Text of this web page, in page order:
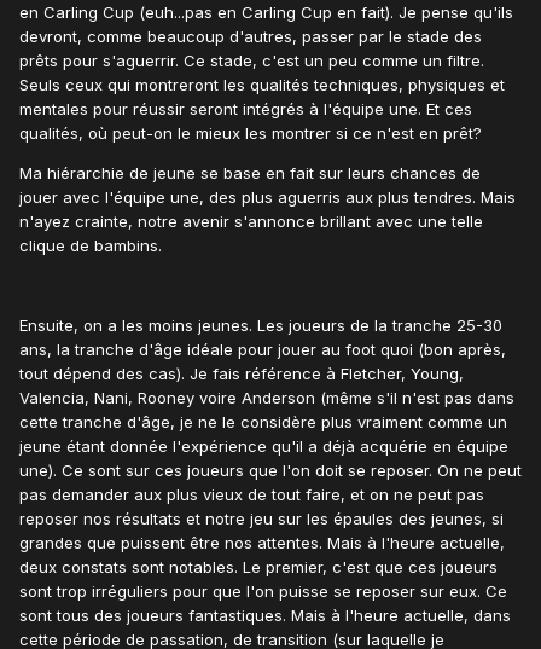
en Carling Cup (euh...pas en Carling Cup en fait). Je pense qu'ils
devront, comme beaucoup d'autres, passer par le stade des
prêts pour s'aguerrir. Ce stade, c'est un peu comme un filtre.
Seuls ceux qui montreront les qualités techniques, physiques et
mentales pour réussir seront intégrés à l'équipe une. Et ces
qualités, où peut-on le mieux les montrer si ce n'est en prêt?
Ma hiérarchie de jeune se base en fait sur leurs chances de
jouer avec l'équipe une, des plus aguerris aux plus tendres. Mais
n'ayez crainte, notre avenir s'annonce brillant avec une telle
clique de bambins.
Ensuite, on a les moins jeunes. Les joueurs de la tranche 25-30
ans, la tranche d'âge idéale pour jouer au foot quoi (bon après,
tout dépend des cas). Je fais référence à Fletcher, Young,
Valencia, Nani, Rooney voire Anderson (même s'il n'est pas dans
cette tranche d'âge, je ne le considère plus vraiment comme un
jeune étant donnée l'expérience qu'il a déjà acquérie en équipe
une). Ce sont sur ces joueurs que l'on doit se reposer. On ne peut
pas demander aux plus vieux de tout faire, et on ne peut pas
reposer nos résultats et notre jeu sur les épaules des jeunes, si
grandes que puissent être nos attentes. Mais à l'heure actuelle,
deux constats sont notables. Le premier, c'est que ces joueurs
sont trop irréguliers pour que l'on puisse se reposer sur eux. Ce
sont tous des joueurs fantastiques. Mais à l'heure actuelle, dans
cette période de passation, de transition (sur laquelle je